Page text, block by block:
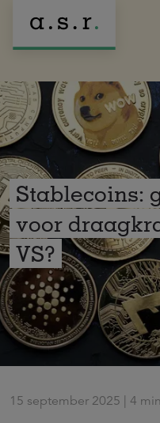
Stablecoins:
voor
VS?
15 september 2025 | 4